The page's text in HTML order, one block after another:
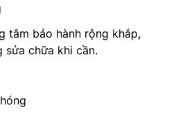
tâm bảo hành rộng khắp,
sửa chữa khi cần.